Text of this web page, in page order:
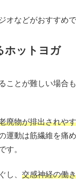
オなどがおすすめで
ホットヨガ
ことが難しい場合
廃物が排出されや
運動は筋繊維を痛
す。
し、 交感神経の働